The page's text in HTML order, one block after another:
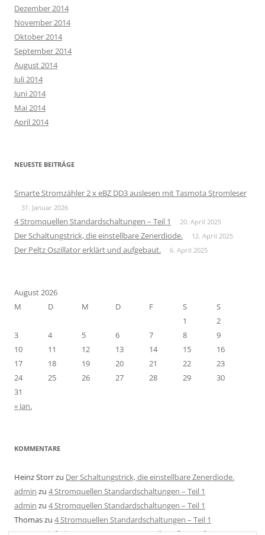
Dezember 2014
November 2014
Oktober 2014
September 2014
August 2014
Juli 2014
Juni 2014
Mai 2014
April 2014
NEUESTE BEITRÄGE
Smarte Stromzähler 2 x eBZ DD3 auslesen mit Tasmota Stromleser
31. Januar 2026
4 Stromquellen Standardschaltungen – Teil 1 20. April 2025
Der Schaltungstrick, die einstellbare Zenerdiode. 12. April 2025
Der Peltz Oszillator erklärt und aufgebaut. 6. April 2025
August 2026
M
D M D F S
S
1
2
3
4 5 6 7 8
9
10
11 12 13 14 15
16
17
18 19 20 21 22
23
24
25 26 27 28 29
30
31
« Jan.
KOMMENTARE
Heinz Storrzu Der Schaltungstrick, die einstellbare Zenerdiode.
admin zu 4 Stromquellen Standardschaltungen – Teil 1
admin zu 4 Stromquellen Standardschaltungen – Teil 1
Thomaszu 4 Stromquellen Standardschaltungen – Teil 1